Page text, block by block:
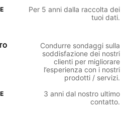
Per 5 anni dalla raccolta dei
tuoi dati.
Condurre sondaggi sulla
soddisfazione dei nostri
clienti per migliorare
l’esperienza con i nostri
prodotti / servizi.
3 anni dal nostro ultimo
contatto.